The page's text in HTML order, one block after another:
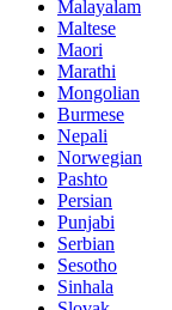
Malayalam
Maltese
Maori
Marathi
Mongolian
Burmese
Nepali
Norwegian
Pashto
Persian
Punjabi
Serbian
Sesotho
Sinhala